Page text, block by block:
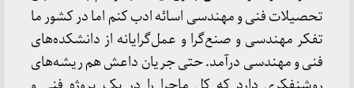
تحصیلات فنی و مهندسی اسائه ادب کنم اما در کشور ما
تفکر مهندسی و صنع‌گرا و عمل‌گرایانه از دانشکده‌های
فنی و مهندسی درآمد. حتی جریان داعش هم ریشه‌های